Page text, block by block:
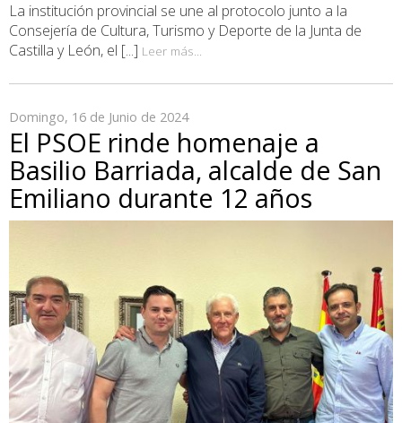
La institución provincial se une al protocolo junto a la
Consejería de Cultura, Turismo y Deporte de la Junta de
Castilla y León, el [...] Leer más...
Domingo, 16 de Junio de 2024
El PSOE rinde homenaje a
Basilio Barriada, alcalde de San
Emiliano durante 12 años